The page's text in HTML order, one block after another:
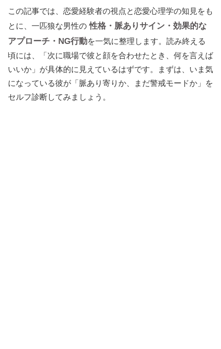
この記事では、恋愛経験者の視点と恋愛心理学の知見をも
とに、一匹狼な男性の 性格・脈ありサイン・効果的な
アプローチ・NG行動を一気に整理します。読み終える
頃には、「次に職場で彼と顔を合わせたとき、何を言えば
いいか」が具体的に見えているはずです。まずは、いま気
になっている彼が「脈あり寄りか、まだ警戒モードか」を
セルフ診断してみましょう。